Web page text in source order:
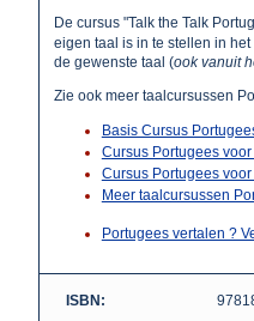
De cursus "Talk the Talk
eigen taal is in te stellen in
de gewenste taal (ook vanuit
Zie ook meer taalcursussen
Basis Cursus
Cursus Portugees
Cursus Portugees
Meer taalcursussen
Portugees vertalen ?
ISBN: